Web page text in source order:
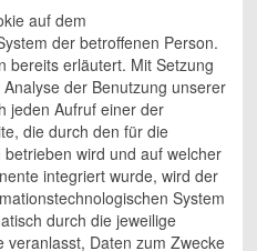
auf dem
der betroffenen Person.
bereits erläutert. Mit Setzung
der Benutzung unserer
jeden Aufruf einer der
die durch den für die
wird und auf welcher
integriert wurde, wird der
System
durch die jeweilige
veranlasst, Daten zum Zwecke